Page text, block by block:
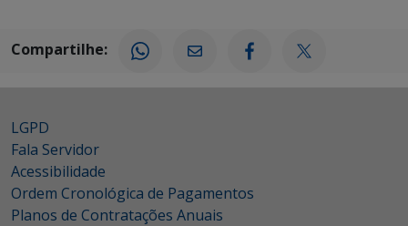
Compartilhe:
LGPD
Fala Servidor
Acessibilidade
Ordem Cronológica de Pagamentos
Planos de Contratações Anuais